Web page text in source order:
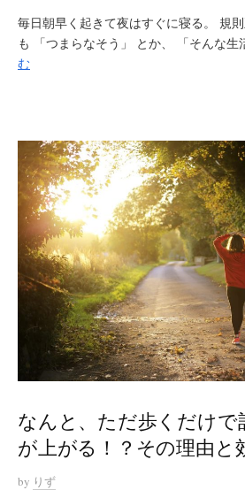
毎日朝早く起きて夜はすぐに寝る。 規
も 「つまらなそう」 とか、 「そんな生
む
なんと、ただ歩くだけで
が上がる！？その理由と
by りず